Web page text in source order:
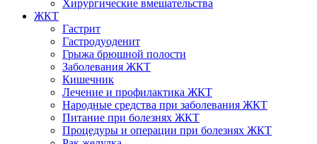
Хирургические вмешательства
ЖКТ
Гастрит
Гастродуоденит
Грыжа брюшной полости
Заболевания ЖКТ
Кишечник
Лечение и профилактика ЖКТ
Народные средства при заболевания ЖКТ
Питание при болезнях ЖКТ
Процедуры и операции при болезнях ЖКТ